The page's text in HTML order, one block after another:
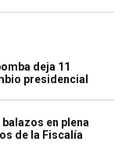
deja 11
presidencial
en plena
de la Fiscalía